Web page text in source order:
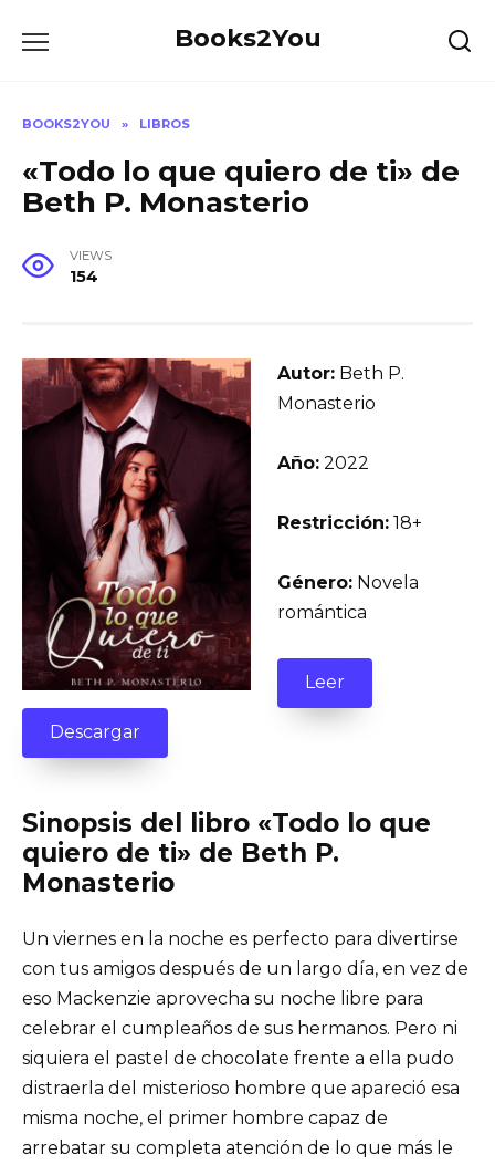
Books2You
BOOKS2YOU » LIBROS
«Todo lo que quiero de ti» de
Beth P. Monasterio
VIEWS
154
Autor: Beth P.
Monasterio
Año: 2022
Restricción: 18+
Género: Novela
romántica
Leer
Descargar
Sinopsis del libro «Todo lo que
quiero de ti» de Beth P.
Monasterio
Un viernes en la noche es perfecto para divertirse
con tus amigos después de un largo día, en vez de
eso Mackenzie aprovecha su noche libre para
celebrar el cumpleaños de sus hermanos. Pero ni
siquiera el pastel de chocolate frente a ella pudo
distraerla del misterioso hombre que apareció esa
misma noche, el primer hombre capaz de
arrebatar su completa atención de lo que más le